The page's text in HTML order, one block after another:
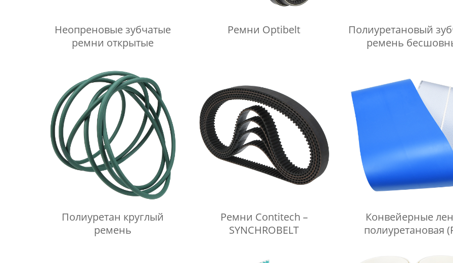
Неопреновые зубчатые
ремни открытые
Ремни Optibelt
Полиуретановый
ремень
Полиуретан круглый
ремень
Ремни Contitech –
SYNCHROBELT
Конвейерные
полиуретановая